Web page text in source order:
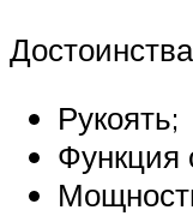
Рукоять;
Функция